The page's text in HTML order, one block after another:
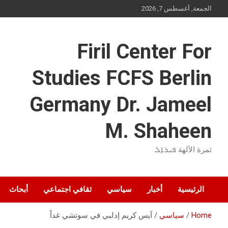
to
الجمعة, أغسطس 7, 2026
Firil Center For
Studies FCFS Berlin
Germany Dr. Jameel
M. Shaheen
ثمرة الآلهة ܦܝܪܐܠ
الرئيسية أخبار سياسي ثقافي اجتماعي أبحاث
Home سياسي آيس كريم إدلبي في سوتشي غداً